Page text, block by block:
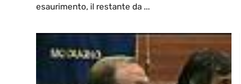
esaurimento, il restante da ...